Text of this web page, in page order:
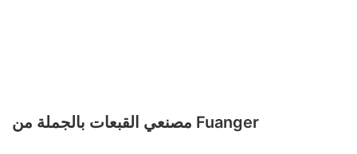
مصنعي القبعات بالجملة من Fuanger